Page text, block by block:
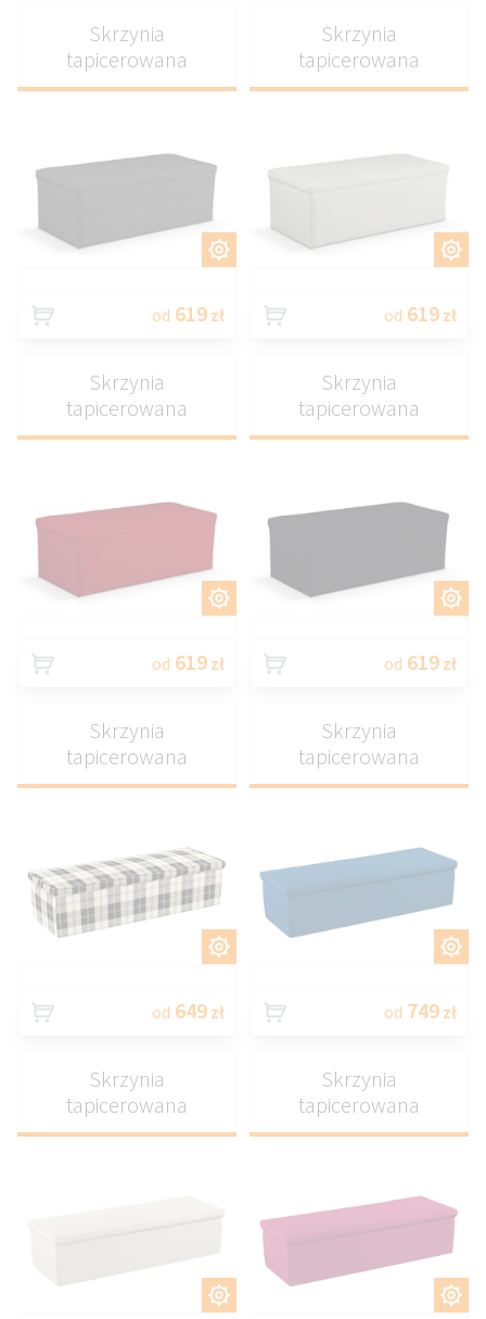
Skrzynia
tapicerowana
od 619 zł
Skrzynia
tapicerowana
od 619 zł
Skrzynia
tapicerowana
od 619 zł
Skrzynia
tapicerowana
od 619 zł
Skrzynia
tapicerowana
od 649 zł
Skrzynia
tapicerowana
od 749 zł
Skrzynia
tapicerowana
Skrzynia
tapicerowana